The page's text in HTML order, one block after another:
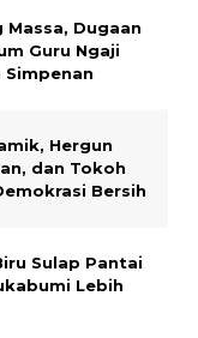
Massa, Dugaan
Guru Ngaji
Simpenan
Hergun
dan Tokoh
Bersih
Sulap Pantai
Lebih